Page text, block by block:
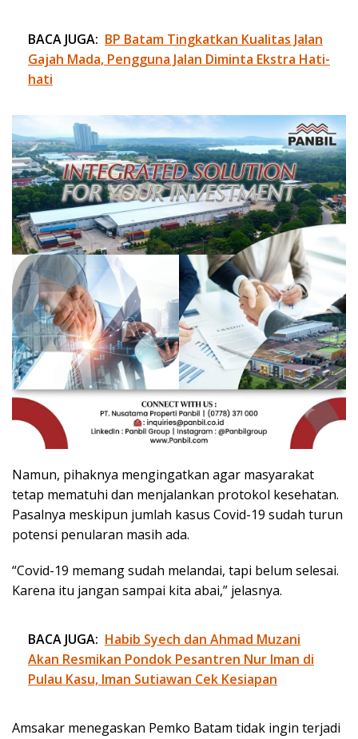
BACA JUGA: BP Batam Tingkatkan Kualitas Jalan
Gajah Mada, Pengguna Jalan Diminta Ekstra Hati-
hati
Namun, pihaknya mengingatkan agar masyarakat
tetap mematuhi dan menjalankan protokol kesehatan.
Pasalnya meskipun jumlah kasus Covid-19 sudah turun
potensi penularan masih ada.
“Covid-19 memang sudah melandai, tapi belum selesai.
Karena itu jangan sampai kita abai,” jelasnya.
BACA JUGA: Habib Syech dan Ahmad Muzani
Akan Resmikan Pondok Pesantren Nur Iman di
Pulau Kasu, Iman Sutiawan Cek Kesiapan
Amsakar menegaskan Pemko Batam tidak ingin terjadi